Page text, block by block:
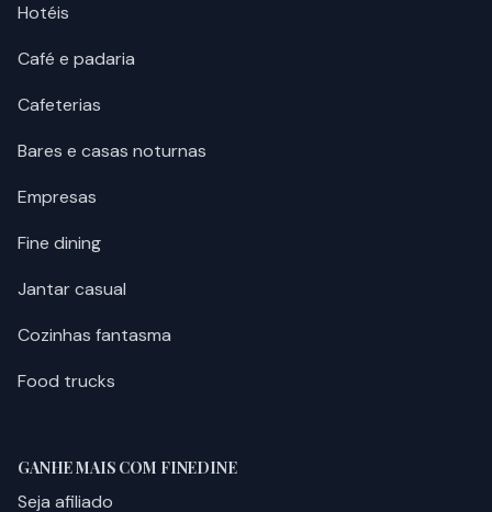
Hotéis
Café e padaria
Cafeterias
Bares e casas noturnas
Empresas
Fine dining
Jantar casual
Cozinhas fantasma
Food trucks
GANHE MAIS COM FINEDINE
Seja afiliado